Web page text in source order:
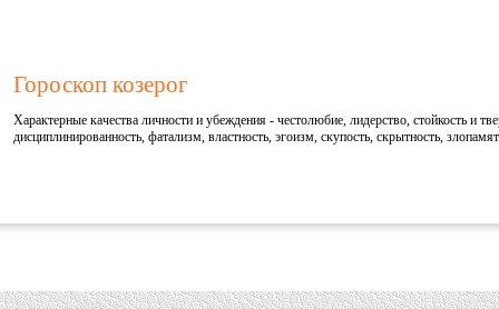
Гороскоп козерог
Характерные качества личности и убеждения - честолюбие, лидерство, стойкость и
дисциплинированность, фатализм, властность, эгоизм, скупость, скрытность,